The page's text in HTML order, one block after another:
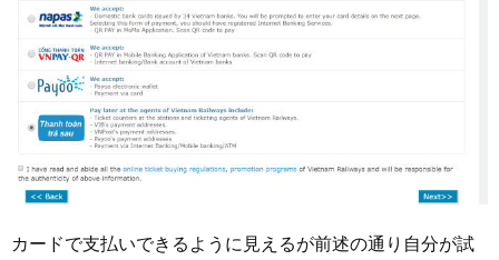
カードで支払いできるように見えるが前述の通り自分が試